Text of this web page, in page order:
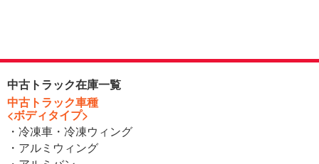
中古トラック在庫一覧
中古トラック車種
<ボディタイプ>
・冷凍車・冷凍ウィング
・アルミウィング